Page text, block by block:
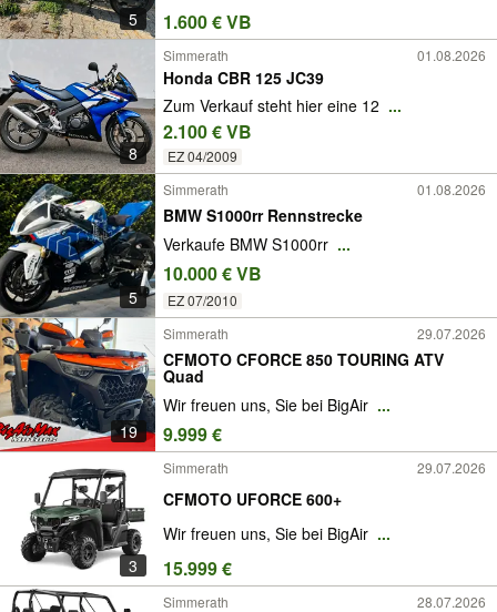
5 1.600 € VB
8
Simmerath 01.08.2026
Honda CBR 125 JC39
Zum Verkauf steht hier eine 12 ...
2.100 € VB
EZ 04/2009
5
Simmerath 01.08.2026
BMW S1000rr Rennstrecke
Verkaufe BMW S1000rr ...
10.000 € VB
EZ 07/2010
19
Simmerath 29.07.2026
CFMOTO CFORCE 850 TOURING ATV
Quad
Wir freuen uns, Sie bei BigAir ...
9.999 €
3
Simmerath 29.07.2026
CFMOTO UFORCE 600+
Wir freuen uns, Sie bei BigAir ...
15.999 €
Simmerath 28.07.2026